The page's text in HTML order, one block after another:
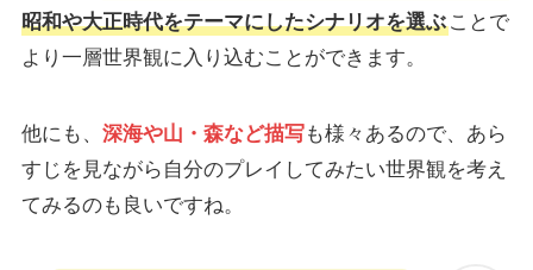
昭和や大正時代をテーマにしたシナリオを選ぶことで
より一層世界観に入り込むことができます。
他にも、 深海や山・森など描写も様々あるので、あら
すじを見ながら自分のプレイしてみたい世界観を考え
てみるのも良いですね。